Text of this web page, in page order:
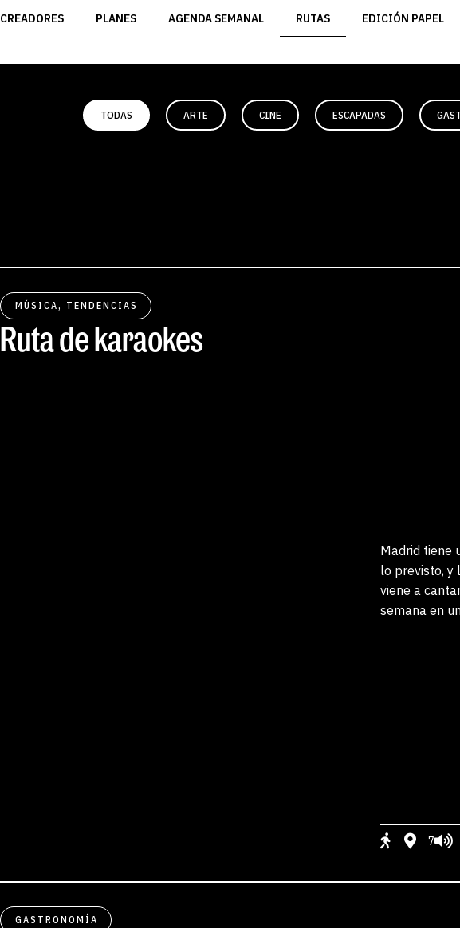
CREADORES PLANES AGENDA SEMANAL RUTAS EDICIÓN PAPEL
TODAS ARTE CINE ESCAPADAS
MÚSICA, TENDENCIAS
Ruta de karaokes
Madrid tiene
lo previsto, y
viene a
semana en
7
GASTRONOMÍA